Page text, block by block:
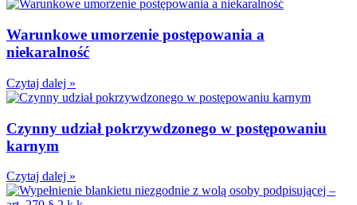
Warunkowe umorzenie postępowania a
niekaralność
Czytaj dalej »
Czynny udział pokrzywdzonego w postępowaniu
karnym
Czytaj dalej »